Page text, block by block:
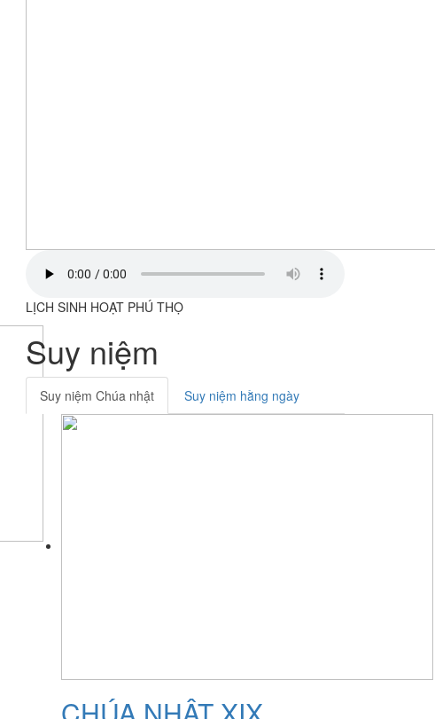
LỊCH SINH HOẠT PHÚ THỌ
Suy niệm
Suy niệm Chúa nhật Suy niệm hằng ngày